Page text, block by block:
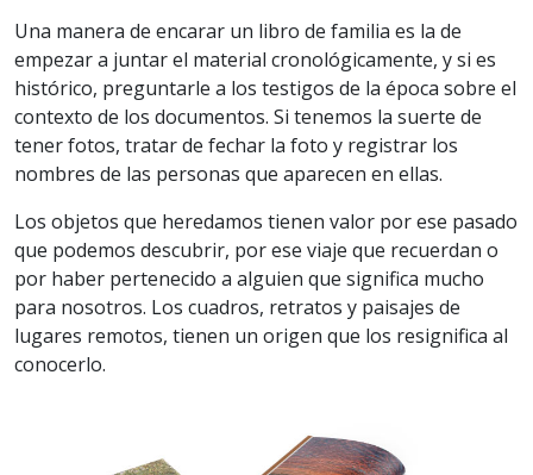
Una manera de encarar un libro de familia es la de
empezar a juntar el material cronológicamente, y si es
histórico, preguntarle a los testigos de la época sobre el
contexto de los documentos. Si tenemos la suerte de
tener fotos, tratar de fechar la foto y registrar los
nombres de las personas que aparecen en ellas.
Los objetos que heredamos tienen valor por ese pasado
que podemos descubrir, por ese viaje que recuerdan o
por haber pertenecido a alguien que significa mucho
para nosotros. Los cuadros, retratos y paisajes de
lugares remotos, tienen un origen que los resignifica al
conocerlo.